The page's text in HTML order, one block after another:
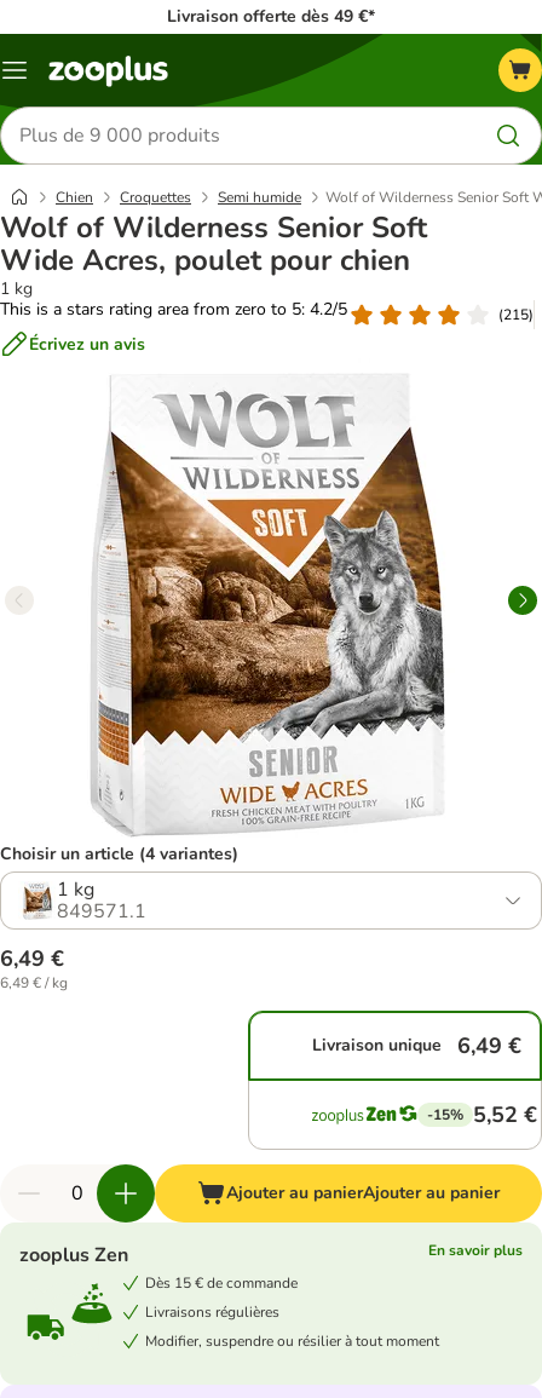
Livraison offerte dès 49 €*
Menu
Rechercher
des
produits
Chien Croquettes Semi humide Wolf of Wilderness Senior Soft
Wolf of Wilderness Senior Soft
Wide Acres, poulet pour chien
1 kg
This is a stars rating area from zero to 5: 4.2/5
(215)
Écrivez un avis
Choisir un article (4 variantes)
1 kg
849571.1
6,49 €
6,49 € / kg
Livraison unique 6,49 €
-15% 5,52 €
Ajouter au panierAjouter au panier
zooplus Zen
En savoir plus
Dès 15 € de commande
Livraisons régulières
Modifier, suspendre ou résilier à tout moment